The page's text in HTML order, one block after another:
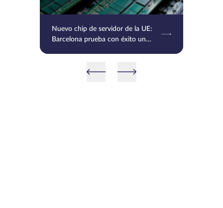
Nuevo chip de servidor de la UE:
Barcelona prueba con éxito un